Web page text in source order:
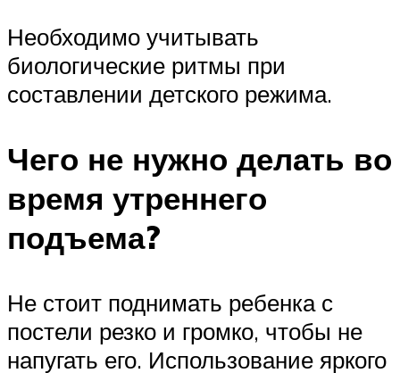
Необходимо учитывать
биологические ритмы при
составлении детского режима.
Чего не нужно делать во
время утреннего
подъема?
Не стоит поднимать ребенка с
постели резко и громко, чтобы не
напугать его. Использование яркого